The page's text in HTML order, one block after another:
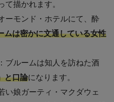
て描かれます。
ーモンド・ホテルにて、酔
ムは密かに文通している女性
：ブルームは知人を訪ねた酒
と口論になります。
い娘ガーティ・マクダウェ